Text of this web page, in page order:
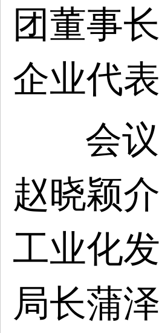
团董事
企业代
会
赵晓颖
工业化
局长蒲